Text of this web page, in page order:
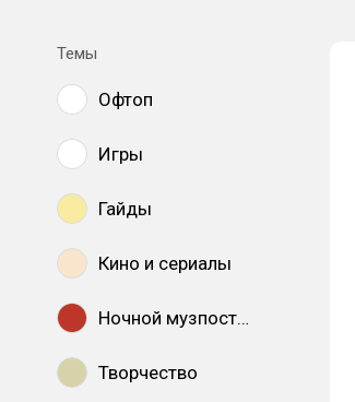
Темы
Офтоп
Игры
Гайды
Кино и сериалы
Ночной музпостинг
Творчество